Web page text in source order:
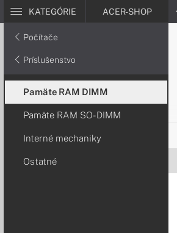
KATEGÓRIE ACER-SHOP
Počítače
Príslušenstvo
Pamäte RAM DIMM
Pamäte RAM SO-DIMM
Interné mechaniky
Ostatné